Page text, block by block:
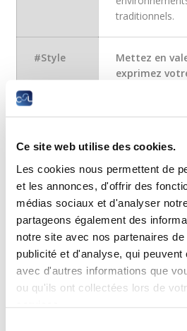
Ce site web utilise des cookies.
Les cookies nous permettent de
et les annonces, d'offrir des
médias sociaux et d'analyser
partageons également des
notre site avec nos partenaires
publicité et d'analyse, qui
avec d'autres informations que
ou qu'ils ont collectées lors de
traditionnels.
#Style
Mettez en
exprimez
offrent un
sensibles aux
l’esthétique,
important pour
confiance en
#Manage
Surveillez,
Ces métiers
du commerce,
logistique